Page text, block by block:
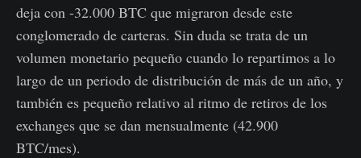
deja con -32.000 BTC que migraron desde este
conglomerado de carteras. Sin duda se trata de un
volumen monetario pequeño cuando lo repartimos a lo
largo de un periodo de distribución de más de un año, y
también es pequeño relativo al ritmo de retiros de los
exchanges que se dan mensualmente (42.900
BTC/mes).